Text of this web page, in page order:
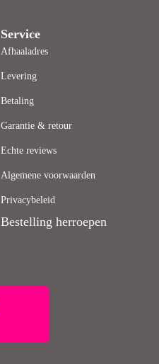
Service
Afhaaladres
Levering
Betaling
Garantie & retour
Echte reviews
Algemene voorwaarden
Privacybeleid
Bestelling herroepen